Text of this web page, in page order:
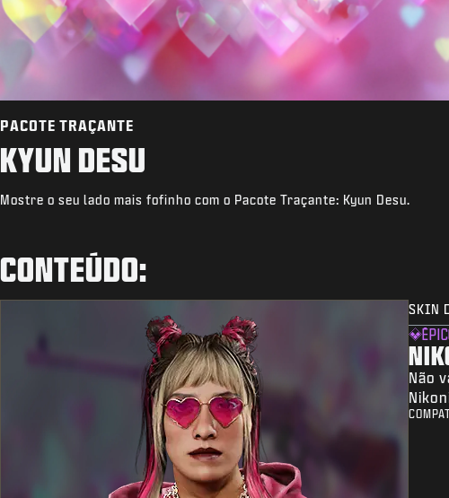
PACOTE TRAÇANTE
KYUN DESU
Mostre o seu lado mais fofinho com o Pacote Traçante: Kyun Desu.
CONTEÚDO:
SKIN
Não